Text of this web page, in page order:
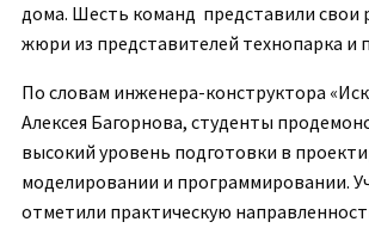
дома. Шесть команд представили свои
жюри из представителей технопарка и
По словам инженера-конструктора
Алексея Багорнова, студенты
высокий уровень подготовки в
моделировании и программировании.
отметили практическую